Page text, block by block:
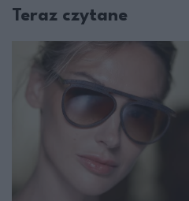
Teraz czytane